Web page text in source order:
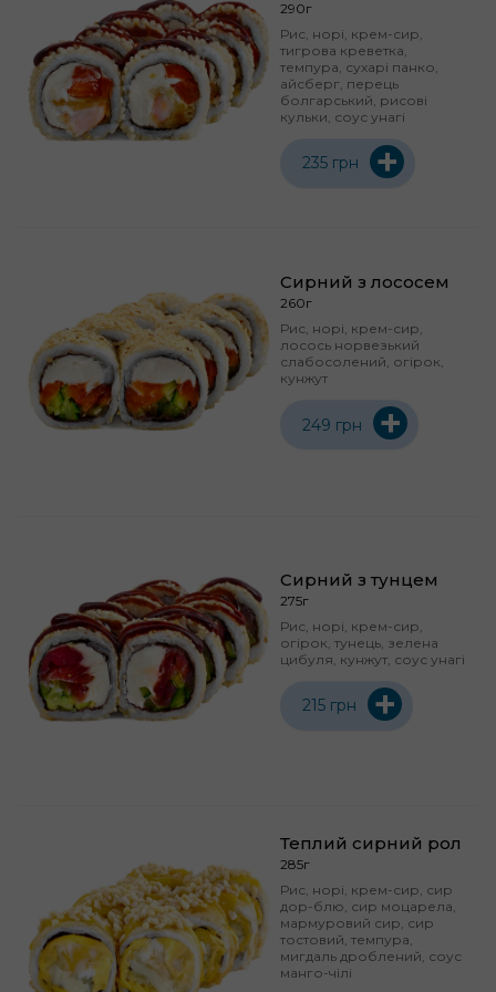
290г
Рис, норі, крем-сир,
тигрова креветка,
темпура, сухарі панко,
айсберг, перець
болгарський, рисові
кульки, соус унагі
235 грн +
Сирний з лососем
260г
Рис, норі, крем-сир,
лосось норвезький
слабосолений, огірок,
кунжут
249 грн +
Сирний з тунцем
275г
Рис, норі, крем-сир,
огірок, тунець, зелена
цибуля, кунжут, соус унагі
215 грн +
Теплий сирний рол
285г
Рис, норі, крем-сир, сир
дор-блю, сир моцарела,
мармуровий сир, сир
тостовий, темпура,
мигдаль дроблений, соус
манго-чілі